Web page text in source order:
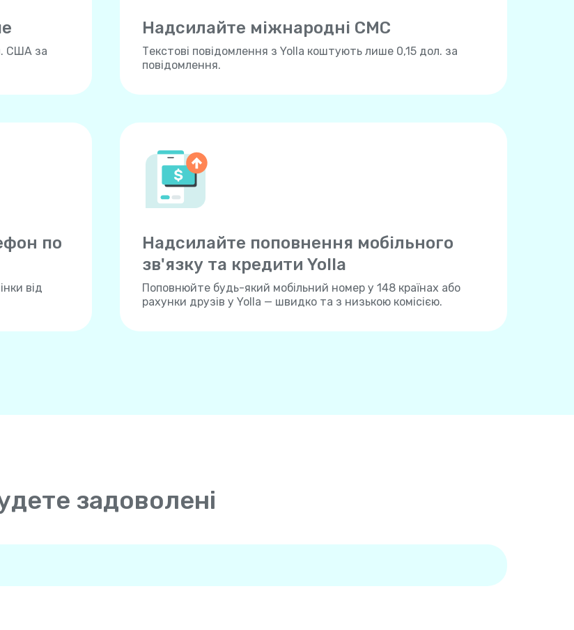
США за
Надсилайте міжнародні СМС
Текстові повідомлення з Yolla коштують лише 0,15 дол. за
повідомлення.
по
від
Надсилайте поповнення мобільного
зв'язку та кредити Yolla
Поповнюйте будь-який мобільний номер у 148 країнах або
рахунки друзів у Yolla — швидко та з низькою комісією.
задоволені